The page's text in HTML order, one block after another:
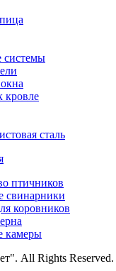
системы
кровле
сталь
птичников
свинарники
коровников
камеры
All Rights Reserved.